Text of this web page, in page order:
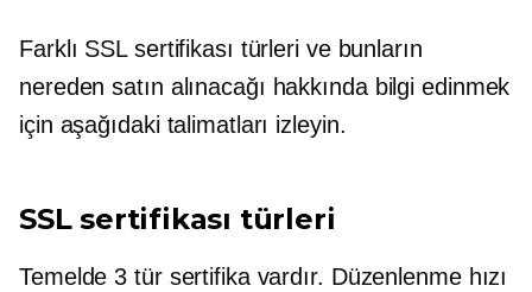
Farklı SSL sertifikası türleri ve bunların
nereden satın alınacağı hakkında bilgi edinmek
için aşağıdaki talimatları izleyin.
SSL sertifikası türleri
Temelde 3 tür sertifika vardır. Düzenlenme hızı